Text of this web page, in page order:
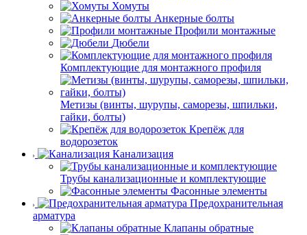
Хомуты
Анкерные болты
Профили монтажные
Дюбели
Комплектующие для монтажного профиля
Метизы (винты, шурупы, саморезы, шпильки,
гайки, болты)
Крепёж для
водорозеток
Канализация
Трубы канализационные и комплектующие
Фасонные элементы
Предохранительная
арматура
Клапаны обратные